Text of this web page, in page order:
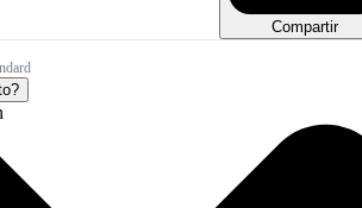
Compartir